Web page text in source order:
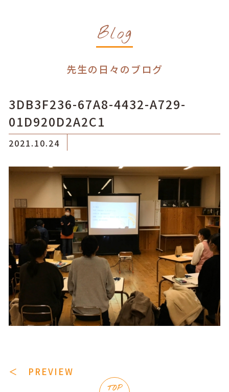
Blog
先生の日々のブログ
3DB3F236-67A8-4432-A729-
01D920D2A2C1
2021.10.24
＜ PREVIEW
TOP